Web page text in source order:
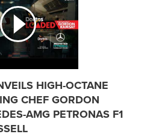
HIGH-OCTANE
CHEF GORDON
AMG PETRONAS F1